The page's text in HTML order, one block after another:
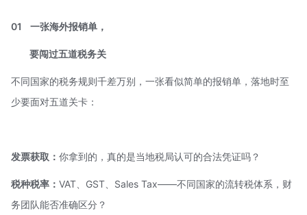
01 一张海外报销单，
要闯过五道税务关
不同国家的税务规则千差万别，一张看似简单的报销单，落地时至
少要面对五道关卡：
发票获取： 你拿到的，真的是当地税局认可的合法凭证吗？
税种税率： VAT、GST、Sales Tax——不同国家的流转税体系，财
务团队能否准确区分？